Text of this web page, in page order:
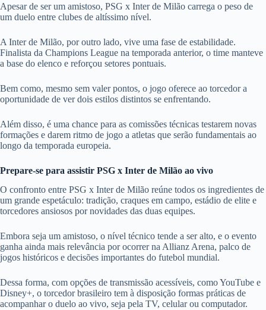
Apesar de ser um amistoso, PSG x Inter de Milão carrega o peso de
um duelo entre clubes de altíssimo nível.
A Inter de Milão, por outro lado, vive uma fase de estabilidade.
Finalista da Champions League na temporada anterior, o time manteve
a base do elenco e reforçou setores pontuais.
Bem como, mesmo sem valer pontos, o jogo oferece ao torcedor a
oportunidade de ver dois estilos distintos se enfrentando.
Além disso, é uma chance para as comissões técnicas testarem novas
formações e darem ritmo de jogo a atletas que serão fundamentais ao
longo da temporada europeia.
Prepare-se para assistir PSG x Inter de Milão ao vivo
O confronto entre PSG x Inter de Milão reúne todos os ingredientes de
um grande espetáculo: tradição, craques em campo, estádio de elite e
torcedores ansiosos por novidades das duas equipes.
Embora seja um amistoso, o nível técnico tende a ser alto, e o evento
ganha ainda mais relevância por ocorrer na Allianz Arena, palco de
jogos históricos e decisões importantes do futebol mundial.
Dessa forma, com opções de transmissão acessíveis, como YouTube e
Disney+, o torcedor brasileiro tem à disposição formas práticas de
acompanhar o duelo ao vivo, seja pela TV, celular ou computador.